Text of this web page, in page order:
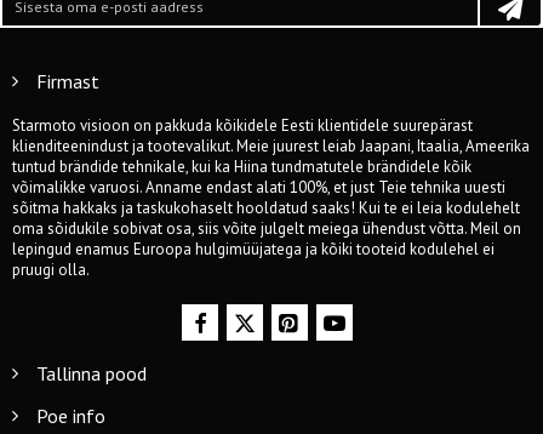
Firmast
Starmoto visioon on pakkuda kõikidele Eesti klientidele suurepärast
klienditeenindust ja tootevalikut. Meie juurest leiab Jaapani, Itaalia, Ameerika
tuntud brändide tehnikale, kui ka Hiina tundmatutele brändidele kõik
võimalikke varuosi. Anname endast alati 100%, et just Teie tehnika uuesti
sõitma hakkaks ja taskukohaselt hooldatud saaks! Kui te ei leia kodulehelt
oma sõidukile sobivat osa, siis võite julgelt meiega ühendust võtta. Meil on
lepingud enamus Euroopa hulgimüüjatega ja kõiki tooteid kodulehel ei
pruugi olla.
Tallinna pood
Poe info